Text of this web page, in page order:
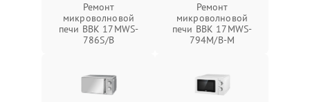
Ремонт
микроволновой
печи BBK 17MWS-
786S/B
Ремонт
микроволновой
печи BBK 17MWS-
794M/B-M